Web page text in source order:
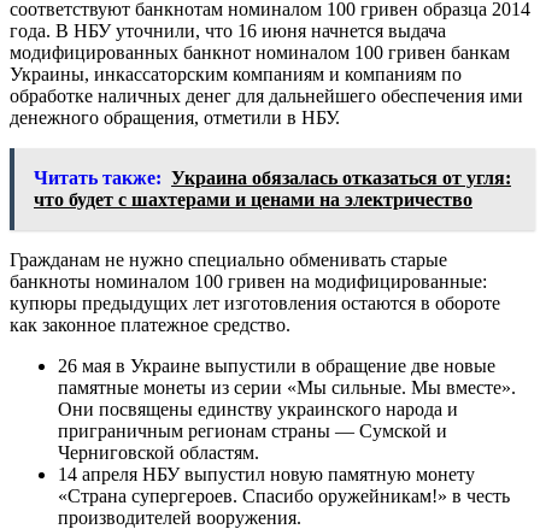
соответствуют банкнотам номиналом 100 гривен образца 2014
года. В НБУ уточнили, что 16 июня начнется выдача
модифицированных банкнот номиналом 100 гривен банкам
Украины, инкассаторским компаниям и компаниям по
обработке наличных денег для дальнейшего обеспечения ими
денежного обращения, отметили в НБУ.
Читать также: Украина обязалась отказаться от угля:
что будет с шахтерами и ценами на электричество
Гражданам не нужно специально обменивать старые
банкноты номиналом 100 гривен на модифицированные:
купюры предыдущих лет изготовления остаются в обороте
как законное платежное средство.
26 мая в Украине выпустили в обращение две новые
памятные монеты из серии «Мы сильные. Мы вместе».
Они посвящены единству украинского народа и
приграничным регионам страны — Сумской и
Черниговской областям.
14 апреля НБУ выпустил новую памятную монету
«Страна супергероев. Спасибо оружейникам!» в честь
производителей вооружения.